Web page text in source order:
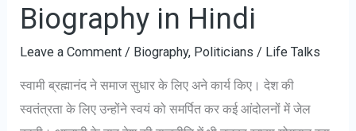
APJ
Abdul
Kalam
Biography
in
Biography in Hindi
Leave a Comment / Biography, Politicians / Life Talks
स्वामी ब्रह्मानंद ने समाज सुधार के लिए अने कार्य किए। देश की
स्वतंत्रता के लिए उन्होंने स्वयं को समर्पित कर कई आंदोलनों में जेल